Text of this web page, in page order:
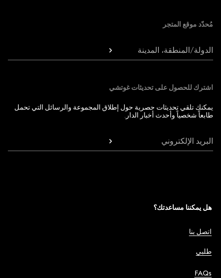
مُحدّد موقع المتجر
الدولة/المنطقة، المدينة
اشترك للحصول على تحديثات غوتشي
يمكنك تلقي تحديثات حصرية حول إطلاق المجموعة والرسائل التي تحمل
طابعاً شخصياً وأحدث أخبار الدار.
البريد الإلكتروني
هل يمكننا مساعدتك؟
اتصل بنا
طلبي
FAQs